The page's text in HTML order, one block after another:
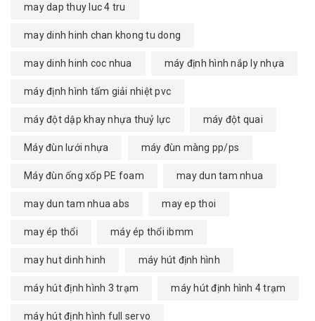
may dap thuy luc 4 tru
may dinh hinh chan khong tu dong
may dinh hinh coc nhua máy định hình nắp ly nhựa
máy định hình tấm giải nhiệt pvc
máy đột dập khay nhựa thuỷ lực máy đột quai
Máy đùn lưới nhựa máy đùn màng pp/ps
Máy đùn ống xốp PE foam may dun tam nhua
may dun tam nhua abs may ep thoi
may ép thổi máy ép thổi ibmm
may hut dinh hinh máy hút định hình
máy hút định hình 3 trạm máy hút định hình 4 trạm
máy hút định hình full servo